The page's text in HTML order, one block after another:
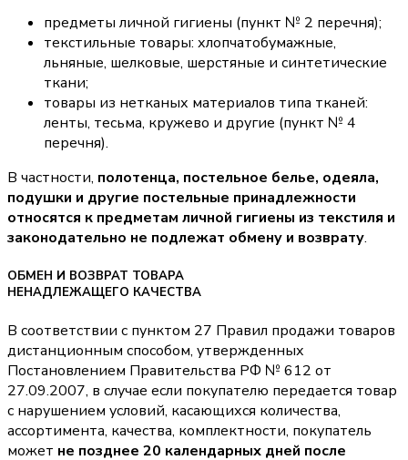
предметы личной гигиены (пункт № 2 перечня);
текстильные товары: хлопчатобумажные,
льняные, шелковые, шерстяные и синтетические
ткани;
товары из нетканых материалов типа тканей:
ленты, тесьма, кружево и другие (пункт № 4
перечня).
В частности, полотенца, постельное белье, одеяла,
подушки и другие постельные принадлежности
относятся к предметам личной гигиены из текстиля и
законодательно не подлежат обмену и возврату.
ОБМЕН И ВОЗВРАТ ТОВАРА
НЕНАДЛЕЖАЩЕГО КАЧЕСТВА
В соответствии с пунктом 27 Правил продажи товаров
дистанционным способом, утвержденных
Постановлением Правительства РФ № 612 от
27.09.2007, в случае если покупателю передается товар
с нарушением условий, касающихся количества,
ассортимента, качества, комплектности, покупатель
может не позднее 20 календарных дней после